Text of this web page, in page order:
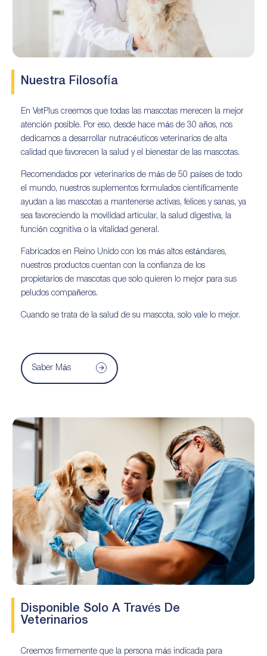
Nuestra Filosofía
En VetPlus creemos que todas las mascotas merecen la mejor
atención posible. Por eso, desde hace más de 30 años, nos
dedicamos a desarrollar nutracéuticos veterinarios de alta
calidad que favorecen la salud y el bienestar de las mascotas.
Recomendados por veterinarios de más de 50 países de todo
el mundo, nuestros suplementos formulados científicamente
ayudan a las mascotas a mantenerse activas, felices y sanas, ya
sea favoreciendo la movilidad articular, la salud digestiva, la
función cognitiva o la vitalidad general.
Fabricados en Reino Unido con los más altos estándares,
nuestros productos cuentan con la confianza de los
propietarios de mascotas que solo quieren lo mejor para sus
peludos compañeros.
Cuando se trata de la salud de su mascota, solo vale lo mejor.
Saber Más
Disponible Solo A Través De
Veterinarios
Creemos firmemente que la persona más indicada para